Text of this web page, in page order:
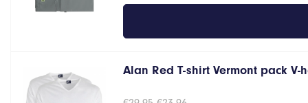
Alan Red T-shirt Vermont pack V-